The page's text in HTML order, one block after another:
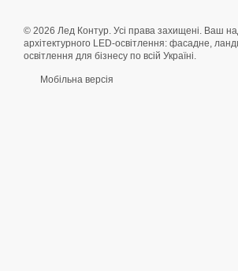
© 2026 Лед Контур. Усі права захищені. Ваш
архітектурного LED-освітлення: фасадне,
освітлення для бізнесу по всій Україні.
Мобільна версія